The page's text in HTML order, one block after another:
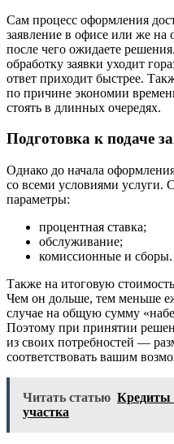
Сам процесс оформления
заявление в офисе или же на
после чего ожидаете
обработку заявки уходит
ответ приходит быстрее.
по причине экономии
стоять в длинных очередях.
Подготовка к подаче
Однако до начала
со всеми условиями услуги.
параметры:
процентная ставка;
обслуживание;
комиссионные и сборы.
Также на итоговую
Чем он дольше, тем меньше
случае на общую сумму
Поэтому при принятии
из своих потребностей —
соответствовать вашим
Читать статью Кредиты
участка